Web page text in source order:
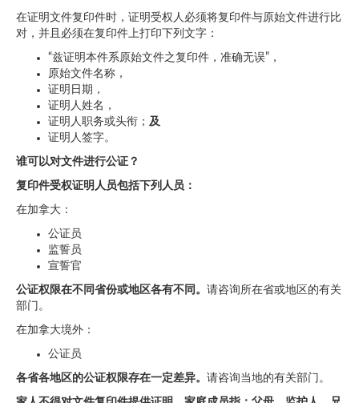
在证明文件复印件时，证明受权人必须将复印件与原始文件进行比
对，并且必须在复印件上打印下列文字：
“兹证明本件系原始文件之复印件，准确无误”，
原始文件名称，
证明日期，
证明人姓名，
证明人职务或头衔； 及
证明人签字。
谁可以对文件进行公证？
复印件受权证明人员包括下列人员：
在加拿大：
公证员
监誓员
宣誓官
公证权限在不同省份或地区各有不同。 请咨询所在省或地区的有关
部门。
在加拿大境外：
公证员
各省各地区的公证权限存在一定差异。 请咨询当地的有关部门。